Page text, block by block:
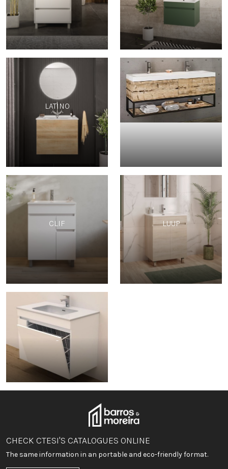
LATINO -
CLIF LUUP
-
CHECK CTESI'S CATALOGUES ONLINE
The same information in an portable and eco-friendly format.